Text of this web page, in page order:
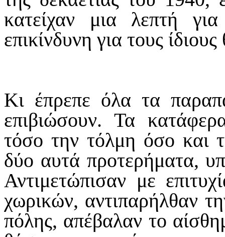
κατείχαν μια λεπτή
επικίνδυνη για τους
Κι έπρεπε όλα τα
επιβιώσουν. Τα
τόσο την τόλμη όσο και
δύο αυτά προτερήματα,
Αντιμετώπισαν με
χωρικών, αντιπαρήλθαν
πόλης, απέβαλαν το